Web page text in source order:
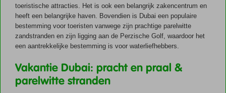
Nederland.
Dubai heeft een woestijnklimaat, wat betekent dat het er meestal
warm en droog is. De temperaturen in Dubai kunnen in de
zomermaanden oplopen tot boven de 40 graden. In de wintermaanden
liggen de temperaturen meestal rond de 25 graden Celsius.
Het regenseizoen in Dubai duurt van november tot maart, hoewel er
ook dan nagenoeg geen regen valt. Wat betreft de temperatuur zijn dit
winterzonbestemming.
Jan Feb Mrt Apr Mei
Temperatuur 23°C 24°C
toeristische attracties. Het is ook een belangrijk zakencentrum en
heeft een belangrijke haven. Bovendien is Dubai een populaire
bestemming voor toeristen vanwege zijn prachtige parelwitte
zandstranden en zijn ligging aan de Perzische Golf, waardoor het
een aantrekkelijke bestemming is voor waterliefhebbers.
Vakantie Dubai: pracht en praal &
parelwitte stranden